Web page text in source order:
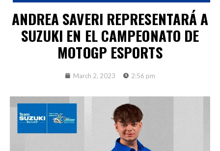
ANDREA SAVERI REPRESENTARÁ A
SUZUKI EN EL CAMPEONATO DE
MOTOGP ESPORTS
March 2, 2023 2:56 pm